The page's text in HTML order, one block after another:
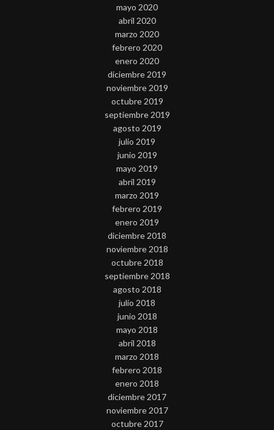
mayo 2020
abril 2020
marzo 2020
febrero 2020
enero 2020
diciembre 2019
noviembre 2019
octubre 2019
septiembre 2019
agosto 2019
julio 2019
junio 2019
mayo 2019
abril 2019
marzo 2019
febrero 2019
enero 2019
diciembre 2018
noviembre 2018
octubre 2018
septiembre 2018
agosto 2018
julio 2018
junio 2018
mayo 2018
abril 2018
marzo 2018
febrero 2018
enero 2018
diciembre 2017
noviembre 2017
octubre 2017